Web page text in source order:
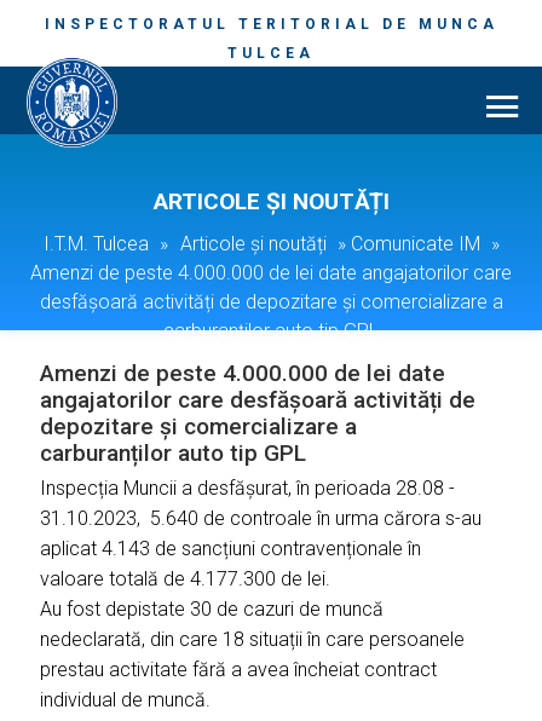
INSPECTORATUL TERITORIAL DE MUNCA
TULCEA
ARTICOLE ȘI NOUTĂȚI
I.T.M. Tulcea » Articole și noutăți » Comunicate IM »
Amenzi de peste 4.000.000 de lei date angajatorilor care
desfășoară activități de depozitare și comercializare a
carburanților auto tip GPL
Amenzi de peste 4.000.000 de lei date
angajatorilor care desfășoară activități de
depozitare și comercializare a
carburanților auto tip GPL
Inspecția Muncii a desfășurat, în perioada 28.08 -
31.10.2023, 5.640 de controale în urma cărora s-au
aplicat 4.143 de sancțiuni contravenționale în
valoare totală de 4.177.300 de lei.
Au fost depistate 30 de cazuri de muncă
nedeclarată, din care 18 situații în care persoanele
prestau activitate fără a avea încheiat contract
individual de muncă.